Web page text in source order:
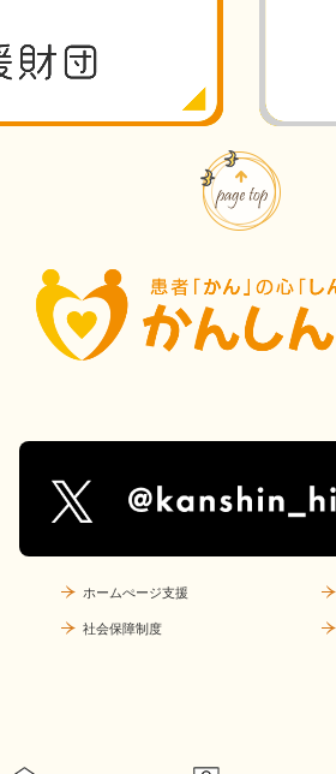
ホームぺージ支援
社会保障制度